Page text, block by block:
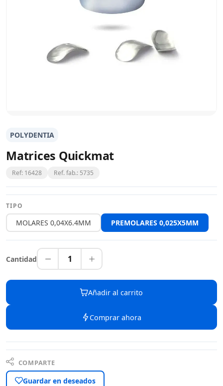
POLYDENTIA
Matrices Quickmat
Ref: 16428 Ref. fab.: 5735
TIPO
MOLARES 0,04X6.4MM PREMOLARES 0,025X5MM
Cantidad 1
Añadir al carrito
Comprar ahora
COMPARTE
Guardar en deseados